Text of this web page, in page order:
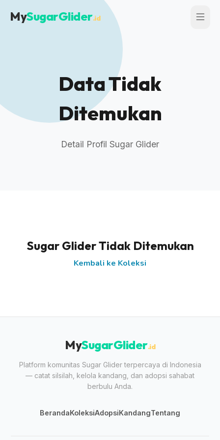
MySugarGlider.id
Data Tidak
Ditemukan
Detail Profil Sugar Glider
Sugar Glider Tidak Ditemukan
Kembali ke Koleksi
MySugarGlider.id
Platform komunitas Sugar Glider terpercaya di Indonesia
— catat silsilah, kelola kandang, dan adopsi sahabat
berbulu Anda.
BerandaKoleksiAdopsiKandangTentang